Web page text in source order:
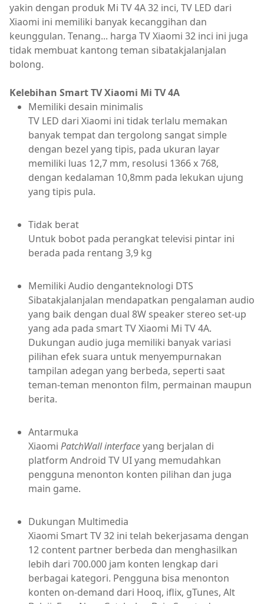
yakin dengan produk Mi TV 4A 32 inci, TV LED dari
Xiaomi ini memiliki banyak kecanggihan dan
keunggulan. Tenang... harga TV Xiaomi 32 inci ini juga
tidak membuat kantong teman sibatakjalanjalan
bolong.
Kelebihan Smart TV Xiaomi Mi TV 4A
Memiliki desain minimalis
TV LED dari Xiaomi ini tidak terlalu memakan
banyak tempat dan tergolong sangat simple
dengan bezel yang tipis, pada ukuran layar
memiliki luas 12,7 mm, resolusi 1366 x 768,
dengan kedalaman 10,8mm pada lekukan ujung
yang tipis pula.
Tidak berat
Untuk bobot pada perangkat televisi pintar ini
berada pada rentang 3,9 kg
Memiliki Audio denganteknologi DTS
Sibatakjalanjalan mendapatkan pengalaman audio
yang baik dengan dual 8W speaker stereo set-up
yang ada pada smart TV Xiaomi Mi TV 4A.
Dukungan audio juga memiliki banyak variasi
pilihan efek suara untuk menyempurnakan
tampilan adegan yang berbeda, seperti saat
teman-teman menonton film, permainan maupun
berita.
Antarmuka
Xiaomi PatchWall interfaceyang berjalan di
platform Android TV UI yang memudahkan
pengguna menonton konten pilihan dan juga
main game.
Dukungan Multimedia
Xiaomi Smart TV 32 ini telah bekerjasama dengan
12 content partner berbeda dan menghasilkan
lebih dari 700.000 jam konten lengkap dari
berbagai kategori. Pengguna bisa menonton
konten on-demand dari Hooq, iflix, gTunes, Alt